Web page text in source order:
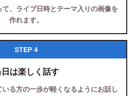
、ライブ日時とテーマ入りの画像を
作れます。
STEP 4
日は楽しく話す
る方の一歩が軽くなるようにお話し